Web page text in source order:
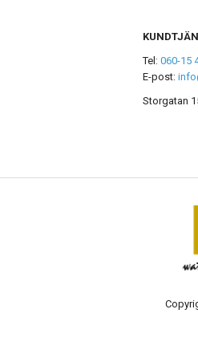
Tel: 060-15
E-post:
Storgatan